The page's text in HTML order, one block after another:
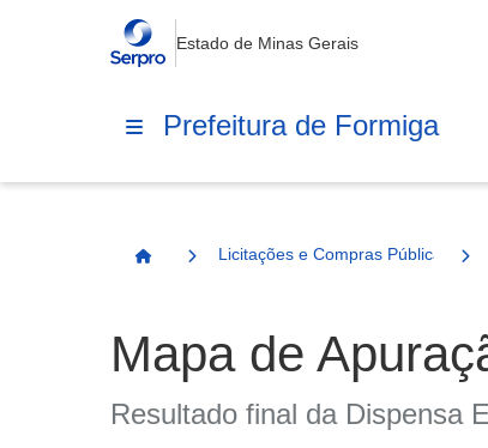
Estado de Minas Gerais
Prefeitura de Formiga
Página Inicial
Licitações e Compras Públicas
Mapa de
Resultado final da Dispensa